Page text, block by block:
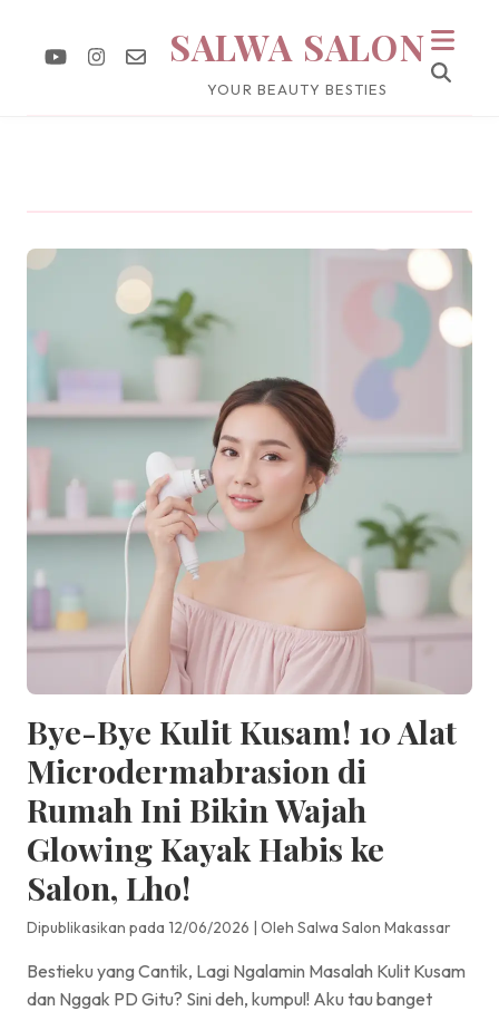
SALWA SALON
YOUR BEAUTY BESTIES
Bye-Bye Kulit Kusam! 10 Alat
Microdermabrasion di
Rumah Ini Bikin Wajah
Glowing Kayak Habis ke
Salon, Lho!
Dipublikasikan pada 12/06/2026 | Oleh Salwa Salon Makassar
Bestieku yang Cantik, Lagi Ngalamin Masalah Kulit Kusam
dan Nggak PD Gitu? Sini deh, kumpul! Aku tau banget